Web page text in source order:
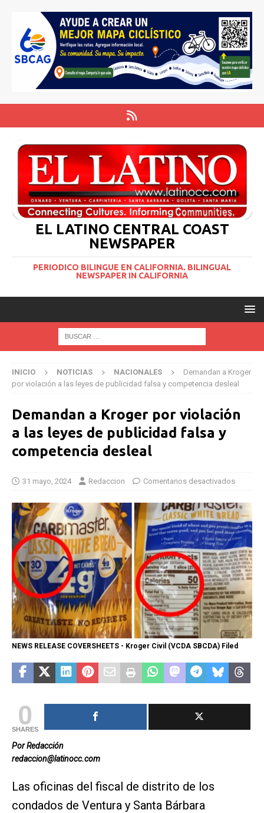
EL LATINO CENTRAL COAST
NEWSPAPER
PERIODICO BILINGUE EN CALIFORNIA. BILINGUAL
NEWSPAPER IN CALIFORNIA
INICIO NOTICIAS NACIONALES
Demandan a Kroger
por violación a las leyes de publicidad falsa y competencia desleal
Demandan a Kroger por violación
a las leyes de publicidad falsa y
competencia desleal
31 mayo, 2024 Redaccion Comentarios desactivados
NEWS RELEASE COVERSHEETS - Kroger Civil (VCDA SBCDA) Filed
0
SHARES
Por Redacción
redaccion@latinocc.com
Las oficinas del fiscal de distrito de los
condados de Ventura y Santa Bárbara